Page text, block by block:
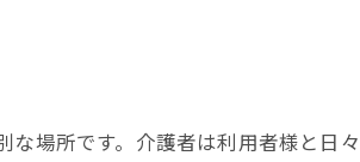
場所です。介護者は利用者様と日